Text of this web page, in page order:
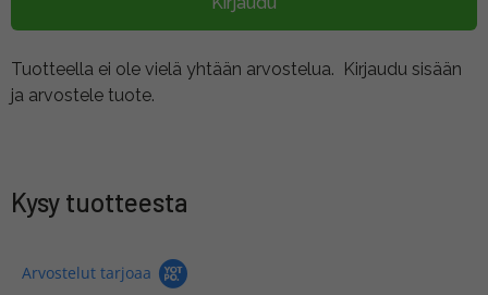
Tuotteella ei ole vielä yhtään arvostelua. Kirjaudu sisään
ja arvostele tuote.
Kysy tuotteesta
Arvostelut tarjoaa